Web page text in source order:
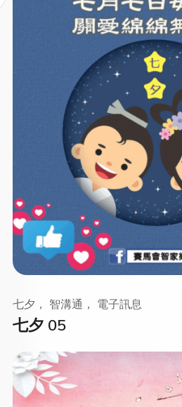
七夕 05
七夕， 智溝通， 電子訊息